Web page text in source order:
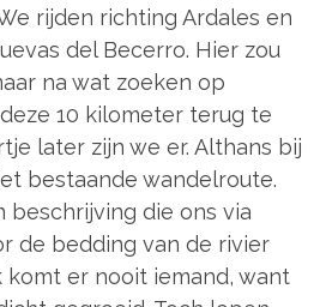
rijden richting Ardales en
del Becerro. Hier zou
na wat zoeken op
10 kilometer terug te
later zijn we er. Althans bij
bestaande wandelroute.
beschrijving die ons via
de bedding van de rivier
komt er nooit iemand, want